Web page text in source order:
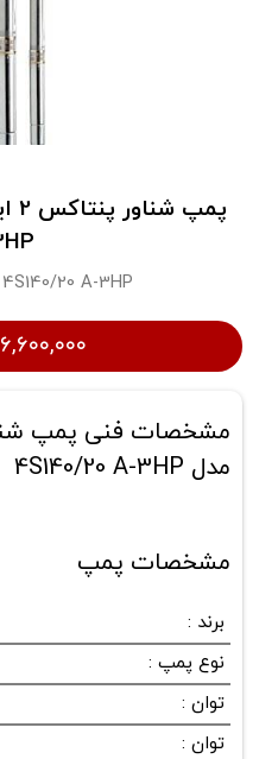
20 A-3HP
۶,۶۰۰,۰۰۰ تومان
مدل 4S140/20 A-3HP
مشخصات پمپ
برند :
نوع پمپ :
توان :
توان :